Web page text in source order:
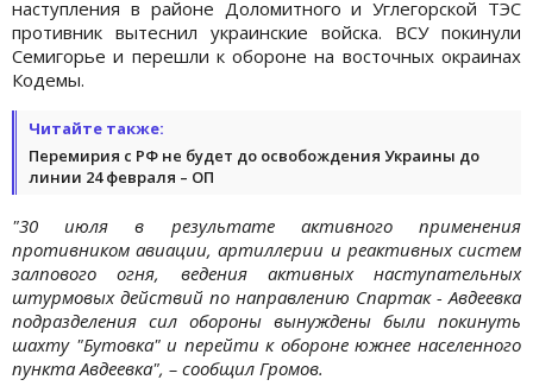
наступления в районе Доломитного и Углегорской ТЭС
противник вытеснил украинские войска. ВСУ покинули
Семигорье и перешли к обороне на восточных окраинах
Кодемы.
Читайте также:
Перемирия с РФ не будет до освобождения Украины до
линии 24 февраля – ОП
"30 июля в результате активного применения
противником авиации, артиллерии и реактивных систем
залпового огня, ведения активных наступательных
штурмовых действий по направлению Спартак - Авдеевка
подразделения сил обороны вынуждены были покинуть
шахту "Бутовка" и перейти к обороне южнее населенного
пункта Авдеевка", – сообщил Громов.